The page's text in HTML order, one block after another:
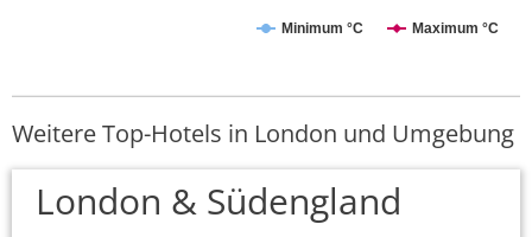
Minimum °C Maximum °C
Weitere Top-Hotels in London und Umgebung
London & Südengland